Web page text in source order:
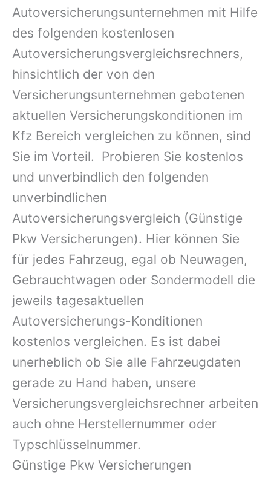
Autoversicherungsunternehmen mit Hilfe
des folgenden kostenlosen
Autoversicherungsvergleichsrechners,
hinsichtlich der von den
Versicherungsunternehmen gebotenen
aktuellen Versicherungskonditionen im
Kfz Bereich vergleichen zu können, sind
Sie im Vorteil. Probieren Sie kostenlos
und unverbindlich den folgenden
unverbindlichen
Autoversicherungsvergleich (Günstige
Pkw Versicherungen). Hier können Sie
für jedes Fahrzeug, egal ob Neuwagen,
Gebrauchtwagen oder Sondermodell die
jeweils tagesaktuellen
Autoversicherungs-Konditionen
kostenlos vergleichen. Es ist dabei
unerheblich ob Sie alle Fahrzeugdaten
gerade zu Hand haben, unsere
Versicherungsvergleichsrechner arbeiten
auch ohne Herstellernummer oder
Typschlüsselnummer.
Günstige Pkw Versicherungen